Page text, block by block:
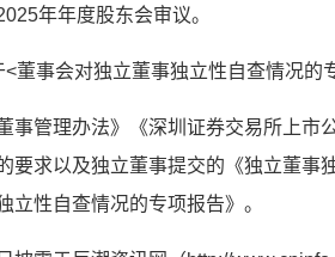
年年度股东会审议。
董事会对独立董事独立性自查情况的
事管理办法》《深圳证券交易所上
要求以及独立董事提交的《独立董事
立性自查情况的专项报告》。